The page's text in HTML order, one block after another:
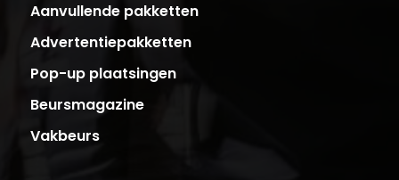
Aanvullende pakketten
Advertentiepakketten
Pop-up plaatsingen
Beursmagazine
Vakbeurs